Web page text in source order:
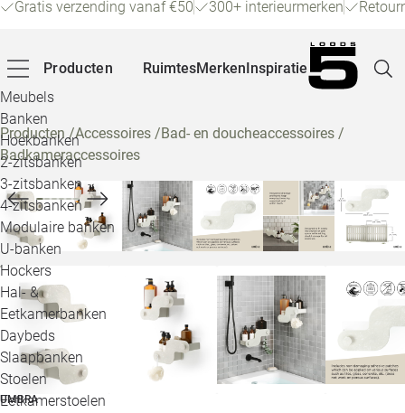
Gratis verzending vanaf €50 300+ interieurmerken
Producten
Meubels
Banken
Hoekbanken
2-zitsbanken
3-zitsbanken
4-zitsbanken
Modulaire banken
U-banken
Hockers
Hal- &
Eetkamerbanken
Daybeds
Slaapbanken
Stoelen
Eetkamerstoelen
RuimtesMerkenInspiratie
Producten/Accessoires /Bad- en doucheaccessoires /
Badkameraccessoires
UMBRA